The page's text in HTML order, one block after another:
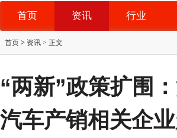
首页 资讯 行业
首页 > 资讯 > 正文
“两新”政策扩围
汽车产销相关企